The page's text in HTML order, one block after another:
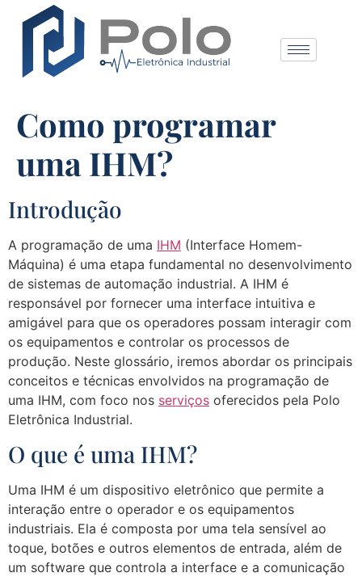
Como programar
uma IHM?
Introdução
A programação de uma IHM (Interface Homem-
Máquina) é uma etapa fundamental no desenvolvimento
de sistemas de automação industrial. A IHM é
responsável por fornecer uma interface intuitiva e
amigável para que os operadores possam interagir com
os equipamentos e controlar os processos de
produção. Neste glossário, iremos abordar os principais
conceitos e técnicas envolvidos na programação de
uma IHM, com foco nos serviços oferecidos pela Polo
Eletrônica Industrial.
O que é uma IHM?
Uma IHM é um dispositivo eletrônico que permite a
interação entre o operador e os equipamentos
industriais. Ela é composta por uma tela sensível ao
toque, botões e outros elementos de entrada, além de
um software que controla a interface e a comunicação